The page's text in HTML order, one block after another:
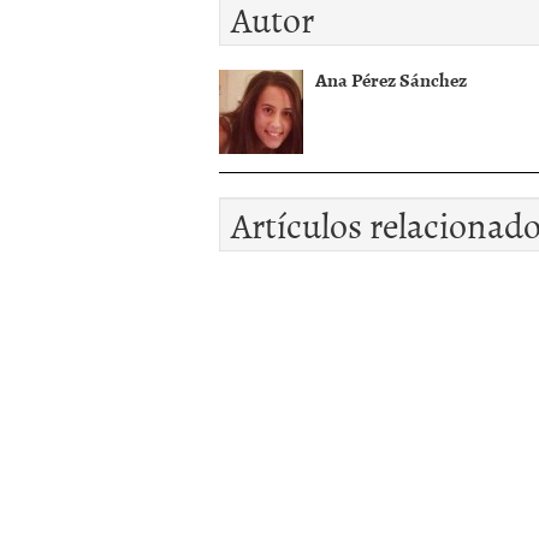
Autor
Ana Pérez Sánchez
Artículos